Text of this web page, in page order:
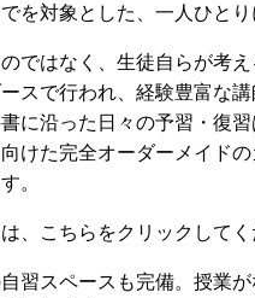
を対象とした、一人ひとり
ではなく、生徒自らが考
スで行われ、経験豊富な
に沿った日々の予習・復
けた完全オーダーメイド
。
、こちらをクリックして
習スペースも完備。授業